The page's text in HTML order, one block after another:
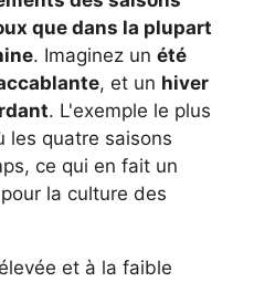
que dans la plupart
. Imaginez un été
, et un hiver
. L'exemple le plus
les quatre saisons
ce qui en fait un
la culture des
et à la faible